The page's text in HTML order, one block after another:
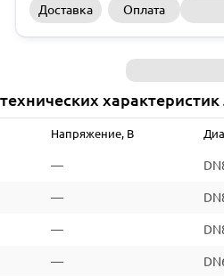
Доставка Оплата
Напряжение, В
—
—
—
—